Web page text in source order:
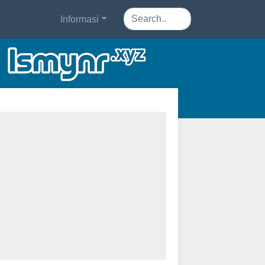
Informasi